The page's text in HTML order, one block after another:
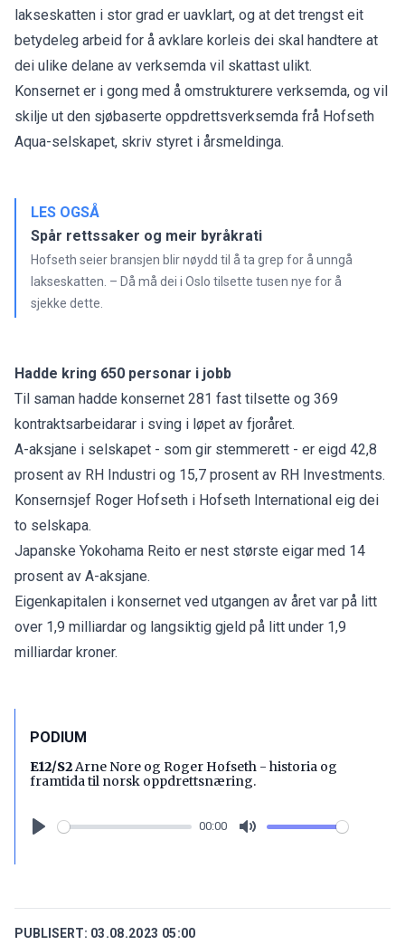
lakseskatten i stor grad er uavklart, og at det trengst eit
betydeleg arbeid for å avklare korleis dei skal handtere at
dei ulike delane av verksemda vil skattast ulikt.
Konsernet er i gong med å omstrukturere verksemda, og vil
skilje ut den sjøbaserte oppdrettsverksemda frå Hofseth
Aqua-selskapet, skriv styret i årsmeldinga.
LES OGSÅ
Spår rettssaker og meir byråkrati
Hofseth seier bransjen blir nøydd til å ta grep for å unngå
lakseskatten. – Då må dei i Oslo tilsette tusen nye for å
sjekke dette.
Hadde kring 650 personar i jobb
Til saman hadde konsernet 281 fast tilsette og 369
kontraktsarbeidarar i sving i løpet av fjoråret.
A-aksjane i selskapet - som gir stemmerett - er eigd 42,8
prosent av RH Industri og 15,7 prosent av RH Investments.
Konsernsjef Roger Hofseth i Hofseth International eig dei
to selskapa.
Japanske Yokohama Reito er nest største eigar med 14
prosent av A-aksjane.
Eigenkapitalen i konsernet ved utgangen av året var på litt
over 1,9 milliardar og langsiktig gjeld på litt under 1,9
milliardar kroner.
PODIUM
E12/S2Arne Nore og Roger Hofseth - historia og
framtida til norsk oppdrettsnæring.
00:00
PUBLISERT: 03.08.2023 05:00